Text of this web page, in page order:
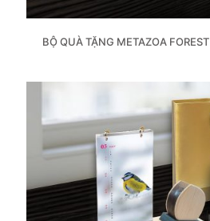
BỘ QUÀ TẶNG METAZOA FOREST